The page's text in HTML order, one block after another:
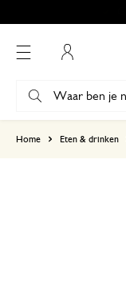
Home Eten & drinken